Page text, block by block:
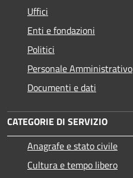
Uffici
Enti e fondazioni
Politici
Personale Amministrativo
Documenti e dati
CATEGORIE DI SERVIZIO
Anagrafe e stato civile
Cultura e tempo libero